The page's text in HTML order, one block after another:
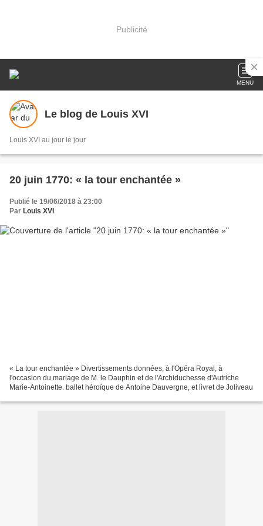
Publicité
MENU
Le blog de Louis XVI
Louis XVI au jour le jour
20 juin 1770: « la tour enchantée »
Publié le 19/06/2018 à 23:00
Par Louis XVI
« La tour enchantée » Divertissements données, à l'Opéra Royal, à
l'occasion du mariage de M. le Dauphin et de l'Archiduchesse d'Autriche
Marie-Antoinette. ballet héroïque de Antoine Dauvergne, et livret de Joliveau